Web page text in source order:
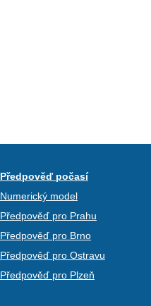
Předpověď počasí
Numerický model
Předpověď pro Prahu
Předpověď pro Brno
Předpověď pro Ostravu
Předpověď pro Plzeň